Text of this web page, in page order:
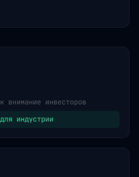
внимание инвесторов
индустрии